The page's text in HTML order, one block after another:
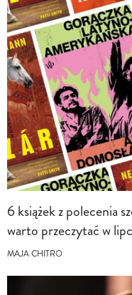
6 książek z polecenia
warto przeczytać w
MAJA CHITRO